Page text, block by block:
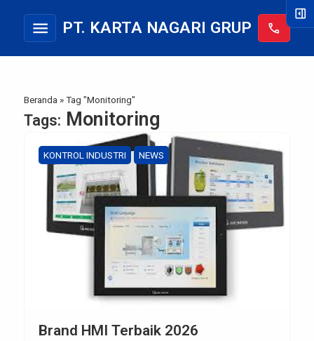
menu PT. KARTA NAGARI GRUP call
Beranda »Tag "Monitoring"
Tags: Monitoring
KONTROL INDUSTRI NEWS
Brand HMI Terbaik 2026
right_panel_open